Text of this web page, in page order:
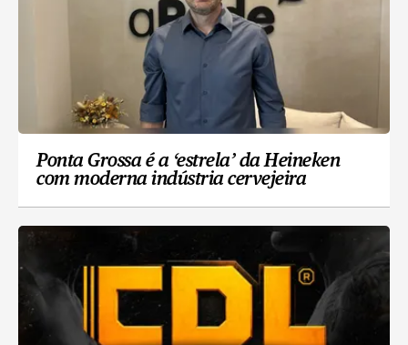
Ponta Grossa é a ‘estrela’ da Heineken
com moderna indústria cervejeira